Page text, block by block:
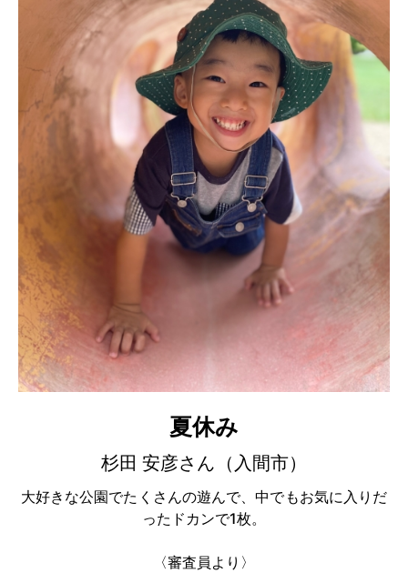
夏休み
杉田 安彦さん（入間市）
大好きな公園でたくさんの遊んで、中でもお気に入りだ
ったドカンで1枚。
〈審査員より〉